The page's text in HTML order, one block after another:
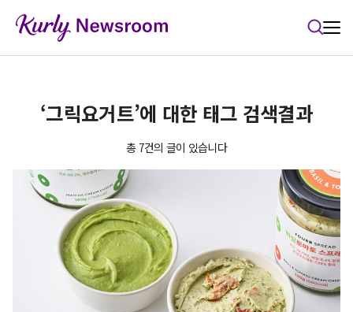
‘그릭요거트’에 대한 태그 검색결과
총 7건의 글이 있습니다